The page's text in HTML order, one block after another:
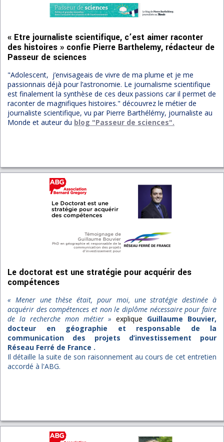
« Etre journaliste scientifique, c’est aimer raconter
des histoires » confie Pierre Barthelemy, rédacteur de
Passeur de sciences
"Adolescent, j’envisageais de vivre de ma plume et je me
passionnais déjà pour l’astronomie. Le journalisme scientifique
est finalement la synthèse de ces deux passions car il permet de
raconter de magnifiques histoires." découvrez le métier de
journaliste scientifique, vu par Pierre Barthélémy, journaliste au
Monde et auteur du blog "Passeur de sciences".
Le doctorat est une stratégie pour acquérir des
compétences
« Mener une thèse était, pour moi, une stratégie destinée à
acquérir des compétences et non le diplôme nécessaire pour faire
de la recherche mon métier »explique Guillaume Bouvier,
docteur en géographie et responsable de la
communication des projets d’investissement pour
Réseau Ferré de France .
Il détaille la suite de son raisonnement au cours de cet entretien
accordé à l'ABG.